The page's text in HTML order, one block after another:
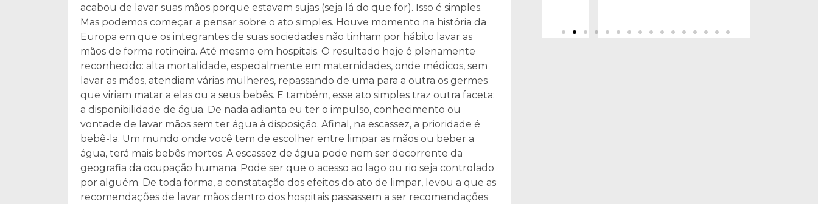
acabou de lavar suas mãos porque estavam sujas (seja lá do que for). Isso é simples.
Mas podemos começar a pensar sobre o ato simples. Houve momento na história da
Europa em que os integrantes de suas sociedades não tinham por hábito lavar as
mãos de forma rotineira. Até mesmo em hospitais. O resultado hoje é plenamente
reconhecido: alta mortalidade, especialmente em maternidades, onde médicos, sem
lavar as mãos, atendiam várias mulheres, repassando de uma para a outra os germes
que viriam matar a elas ou a seus bebês. E também, esse ato simples traz outra faceta:
a disponibilidade de água. De nada adianta eu ter o impulso, conhecimento ou
vontade de lavar mãos sem ter água à disposição. Afinal, na escassez, a prioridade é
bebê-la. Um mundo onde você tem de escolher entre limpar as mãos ou beber a
água, terá mais bebês mortos. A escassez de água pode nem ser decorrente da
geografia da ocupação humana. Pode ser que o acesso ao lago ou rio seja controlado
por alguém. De toda forma, a constatação dos efeitos do ato de limpar, levou a que as
recomendações de lavar mãos dentro dos hospitais passassem a ser recomendações